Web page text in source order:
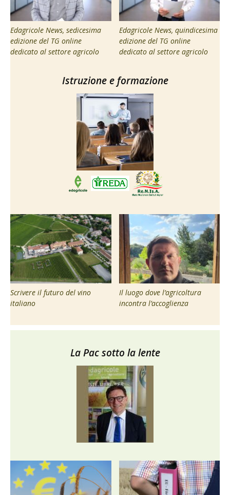
Edagricole News, sedicesima
edizione del TG online
dedicato al settore agricolo
Edagricole News, quindicesima
edizione del TG online
dedicato al settore agricolo
Istruzione e formazione
Scrivere il futuro del vino
italiano
Il luogo dove l’agricoltura
incontra l’accoglienza
La Pac sotto la lente